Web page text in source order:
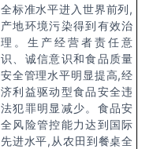
全标准水平进入世界前列,
产地环境污染得到有效治
理。生产经营者责任意
识、诚信意识和食品质量
安全管理水平明显提高,经
济利益驱动型食品安全违
法犯罪明显减少。食品安
全风险管控能力达到国际
先进水平,从农田到餐桌全